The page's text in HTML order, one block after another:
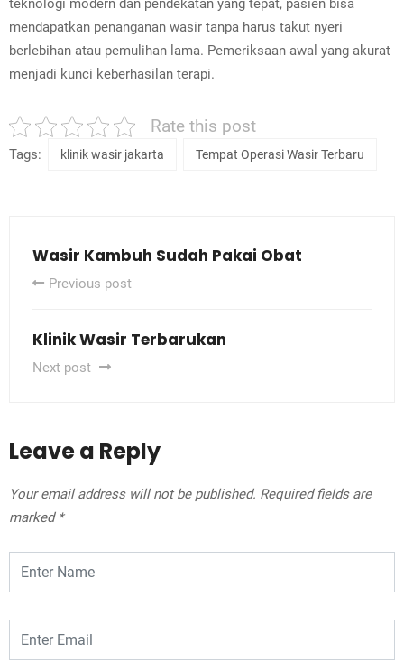
teknologi modern dan pendekatan yang tepat, pasien bisa
mendapatkan penanganan wasir tanpa harus takut nyeri
berlebihan atau pemulihan lama. Pemeriksaan awal yang akurat
menjadi kunci keberhasilan terapi.
Rate this post
Tags: klinik wasir jakarta Tempat Operasi Wasir Terbaru
Wasir Kambuh Sudah Pakai Obat
Previous post
Klinik Wasir Terbarukan
Next post
Leave a Reply
Your email address will not be published. Required fields are
marked *